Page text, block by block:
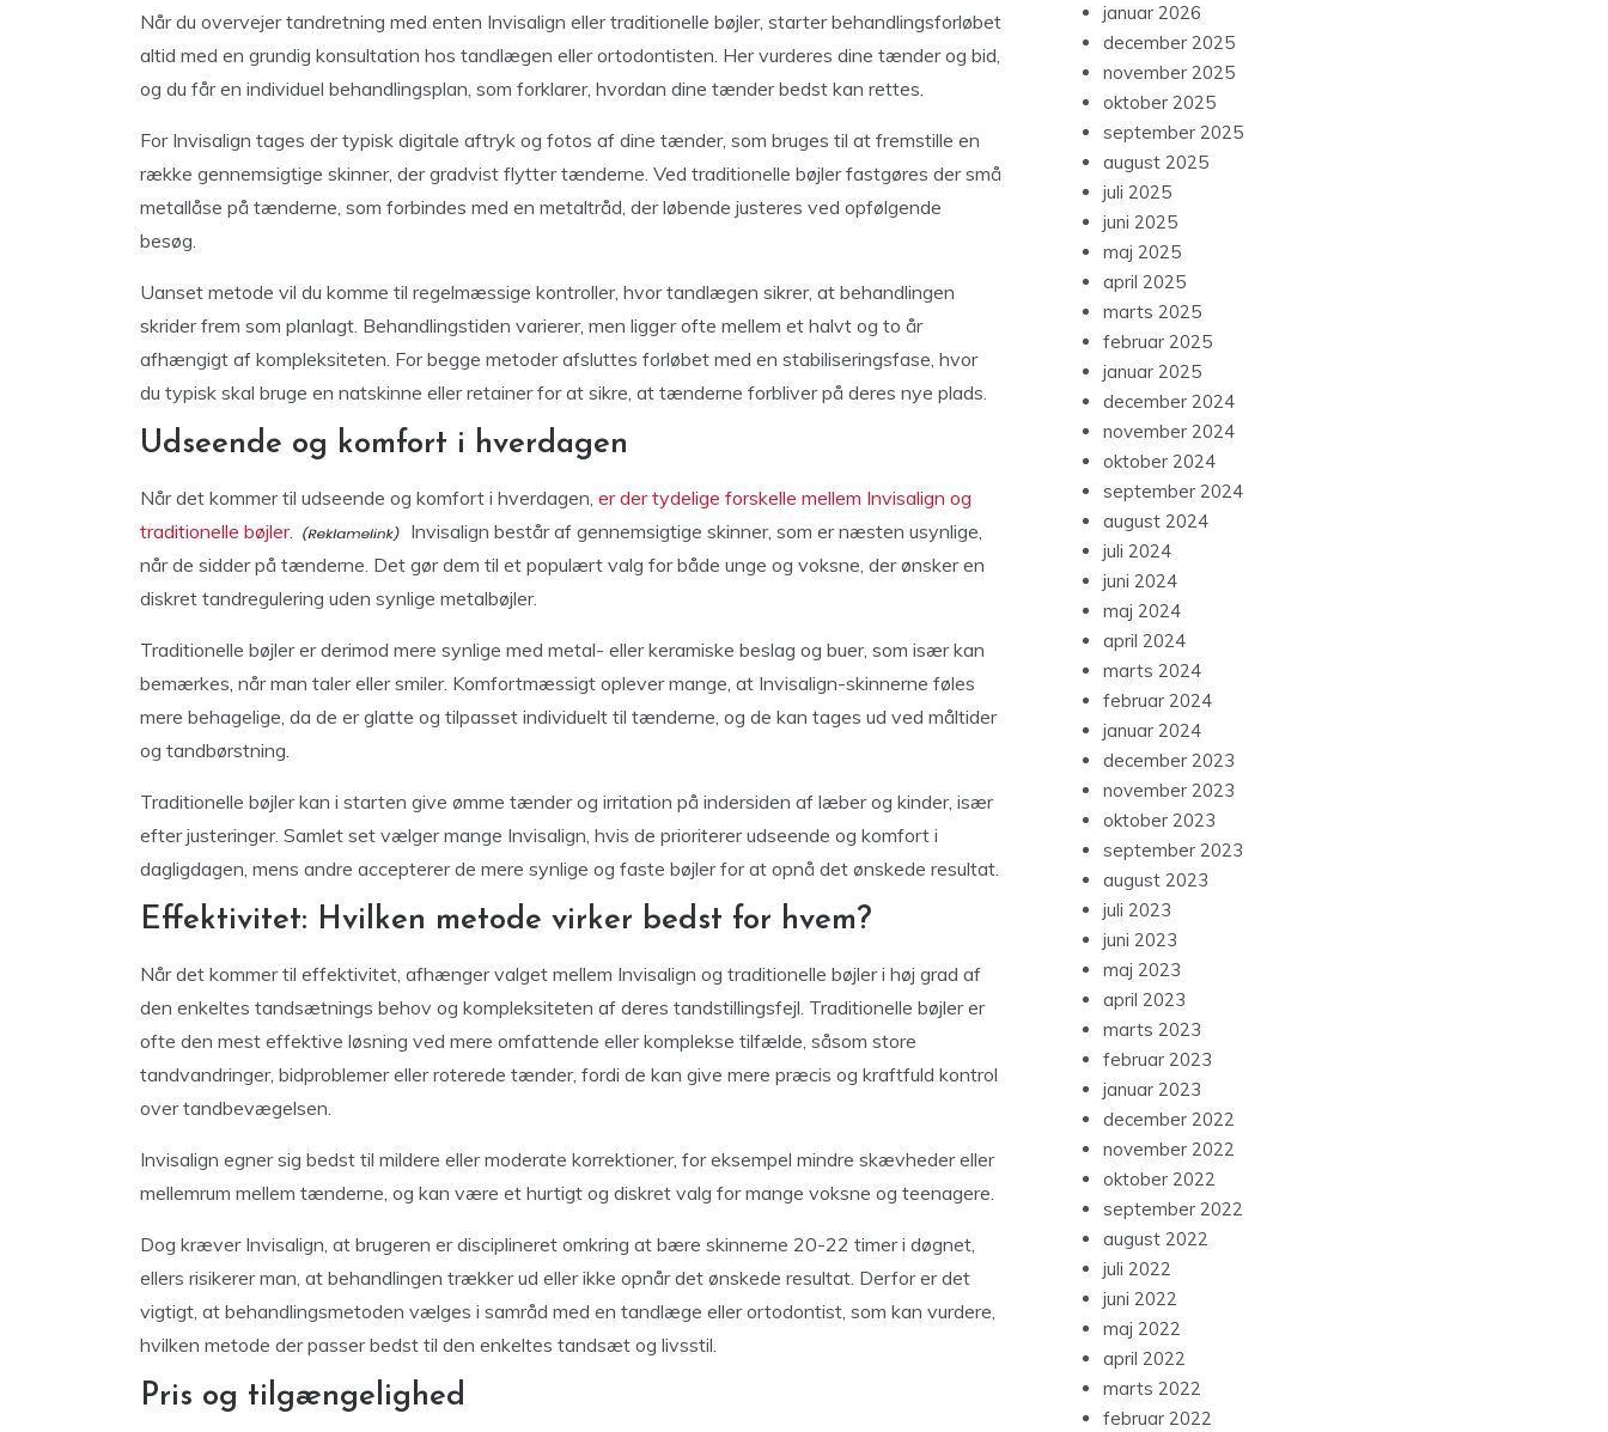
Når du overvejer tandretning med enten Invisalign eller traditionelle bøjler, starter behandlingsforløbet
altid med en grundig konsultation hos tandlægen eller ortodontisten. Her vurderes dine tænder og bid,
og du får en individuel behandlingsplan, som forklarer, hvordan dine tænder bedst kan rettes.
For Invisalign tages der typisk digitale aftryk og fotos af dine tænder, som bruges til at fremstille en
række gennemsigtige skinner, der gradvist flytter tænderne. Ved traditionelle bøjler fastgøres der små
metallåse på tænderne, som forbindes med en metaltråd, der løbende justeres ved opfølgende
besøg.
Uanset metode vil du komme til regelmæssige kontroller, hvor tandlægen sikrer, at behandlingen
skrider frem som planlagt. Behandlingstiden varierer, men ligger ofte mellem et halvt og to år
afhængigt af kompleksiteten. For begge metoder afsluttes forløbet med en stabiliseringsfase, hvor
du typisk skal bruge en natskinne eller retainer for at sikre, at tænderne forbliver på deres nye plads.
Udseende og komfort i hverdagen
Når det kommer til udseende og komfort i hverdagen, er der tydelige forskelle mellem Invisalign og
traditionelle bøjler.
Invisalign består af gennemsigtige skinner, som er næsten usynlige,
når de sidder på tænderne. Det gør dem til et populært valg for både unge og voksne, der ønsker en
diskret tandregulering uden synlige metalbøjler.
Traditionelle bøjler er derimod mere synlige med metal- eller keramiske beslag og buer, som især kan
bemærkes, når man taler eller smiler. Komfortmæssigt oplever mange, at Invisalign-skinnerne føles
mere behagelige, da de er glatte og tilpasset individuelt til tænderne, og de kan tages ud ved måltider
og tandbørstning.
Traditionelle bøjler kan i starten give ømme tænder og irritation på indersiden af læber og kinder, især
efter justeringer. Samlet set vælger mange Invisalign, hvis de prioriterer udseende og komfort i
dagligdagen, mens andre accepterer de mere synlige og faste bøjler for at opnå det ønskede resultat.
Effektivitet: Hvilken metode virker bedst for hvem?
Når det kommer til effektivitet, afhænger valget mellem Invisalign og traditionelle bøjler i høj grad af
den enkeltes tandsætnings behov og kompleksiteten af deres tandstillingsfejl. Traditionelle bøjler er
ofte den mest effektive løsning ved mere omfattende eller komplekse tilfælde, såsom store
tandvandringer, bidproblemer eller roterede tænder, fordi de kan give mere præcis og kraftfuld kontrol
over tandbevægelsen.
Invisalign egner sig bedst til mildere eller moderate korrektioner, for eksempel mindre skævheder eller
mellemrum mellem tænderne, og kan være et hurtigt og diskret valg for mange voksne og teenagere.
Dog kræver Invisalign, at brugeren er disciplineret omkring at bære skinnerne 20-22 timer i døgnet,
ellers risikerer man, at behandlingen trækker ud eller ikke opnår det ønskede resultat. Derfor er det
vigtigt, at behandlingsmetoden vælges i samråd med en tandlæge eller ortodontist, som kan vurdere,
hvilken metode der passer bedst til den enkeltes tandsæt og livsstil.
Pris og tilgængelighed
januar 2026
december 2025
november 2025
oktober 2025
september 2025
august 2025
juli 2025
juni 2025
maj 2025
april 2025
marts 2025
februar 2025
januar 2025
december 2024
november 2024
oktober 2024
september 2024
august 2024
juli 2024
juni 2024
maj 2024
april 2024
marts 2024
februar 2024
januar 2024
december 2023
november 2023
oktober 2023
september 2023
august 2023
juli 2023
juni 2023
maj 2023
april 2023
marts 2023
februar 2023
januar 2023
december 2022
november 2022
oktober 2022
september 2022
august 2022
juli 2022
juni 2022
maj 2022
april 2022
marts 2022
februar 2022